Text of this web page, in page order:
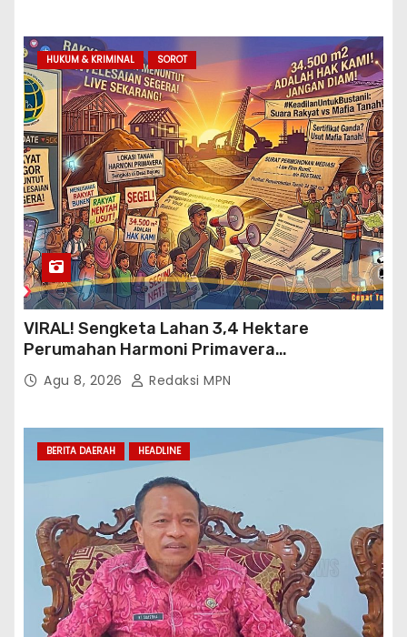
HUKUM & KRIMINAL SOROT
VIRAL! Sengketa Lahan 3,4 Hektare
Perumahan Harmoni Primavera
Klapanunggal, GMPRI Bogor Minta Menteri
Perumahan Blacklist PT BTC
Agu 8, 2026 Redaksi MPN
BERITA DAERAH HEADLINE